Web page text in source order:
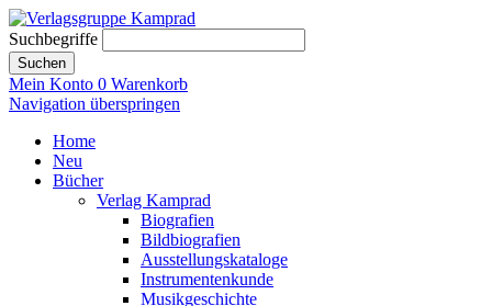
Suchbegriffe
Suchen
Mein Konto 0 Warenkorb
Navigation überspringen
Home
Neu
Bücher
Verlag Kamprad
Biografien
Bildbiografien
Ausstellungskataloge
Instrumentenkunde
Musikgeschichte